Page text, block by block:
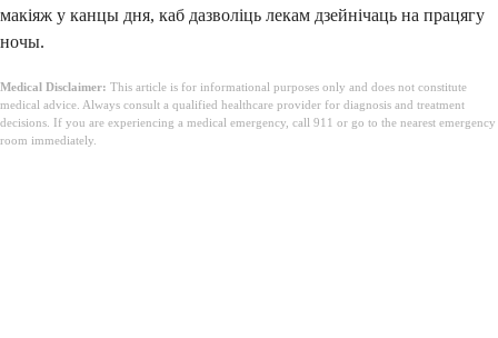
макіяж у канцы дня, каб дазволіць лекам дзейнічаць на працягу
ночы.
Medical Disclaimer: This article is for informational purposes only and does not constitute
medical advice. Always consult a qualified healthcare provider for diagnosis and treatment
decisions. If you are experiencing a medical emergency, call 911 or go to the nearest emergency
room immediately.